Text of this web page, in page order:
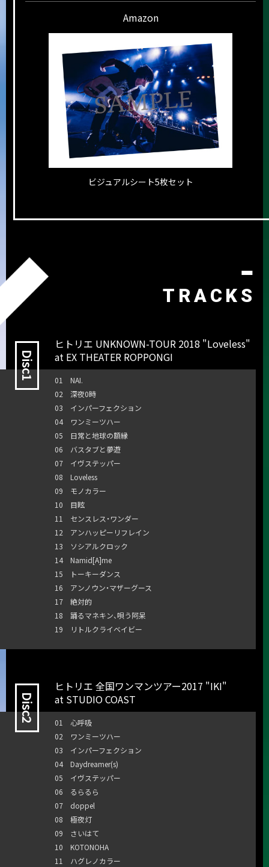
Amazon
ビジュアルシート5枚セット
TRACKS
Disc1
ヒトリエ UNKNOWN-TOUR 2018 "Loveless"
at EX THEATER ROPPONGI
01 NAI.
02 深夜0時
03 インパーフェクション
04 ワンミーツハー
05 日常と地球の額縁
06 バスタブと夢遊
07 イヴステッパー
08 Loveless
09 モノカラー
10 目眩
11 センスレス・ワンダー
12 アンハッピーリフレイン
13 ソシアルクロック
14 Namid[A]me
15 トーキーダンス
16 アンノウン・マザーグース
17 絶対的
18 踊るマネキン、唄う阿呆
19 リトルクライベイビー
Disc2
ヒトリエ 全国ワンマンツアー2017 "IKI"
at STUDIO COAST
01 心呼吸
02 ワンミーツハー
03 インパーフェクション
04 Daydreamer(s)
05 イヴステッパー
06 るらるら
07 doppel
08 極夜灯
09 さいはて
10 KOTONOHA
11 ハグレノカラー